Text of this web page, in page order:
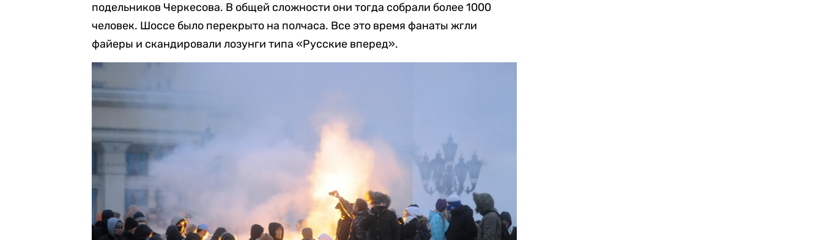
подельников Черкесова. В общей сложности они тогда собрали более 1000
человек. Шоссе было перекрыто на полчаса. Все это время фанаты жгли
файеры и скандировали лозунги типа «Русские вперед».